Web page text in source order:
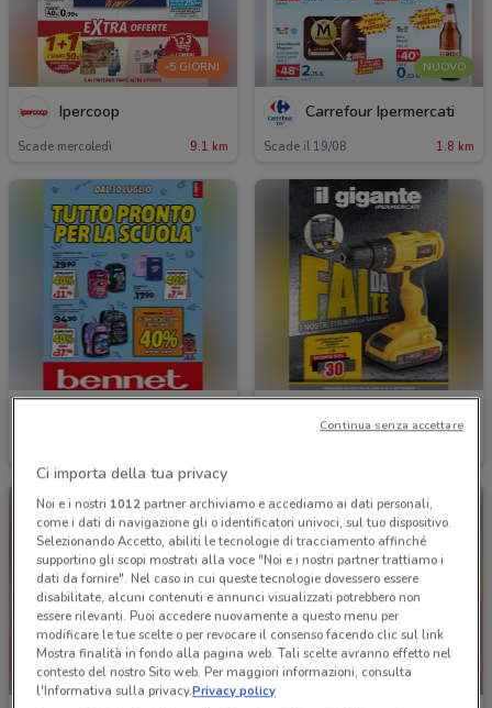
-5 GIORNI
Ipercoop
Scade mercoledì 9.1 km
NUOVO
Carrefour Ipermercati
Scade il 19/08 1.8 km
Ci importa della tua privacy
Noi e i nostri 1012partner archiviamo e accediamo ai dati personali,
come i dati di navigazione gli o identificatori univoci, sul tuo dispositivo.
Selezionando Accetto, abiliti le tecnologie di tracciamento affinché
supportino gli scopi mostrati alla voce "Noi e i nostri partner trattiamo i
dati da fornire". Nel caso in cui queste tecnologie dovessero essere
disabilitate, alcuni contenuti e annunci visualizzati potrebbero non
essere rilevanti. Puoi accedere nuovamente a questo menu per
modificare le tue scelte o per revocare il consenso facendo clic sul link
Mostra finalità in fondo alla pagina web. Tali scelte avranno effetto nel
contesto del nostro Sito web. Per maggiori informazioni, consulta
l'Informativa sulla privacy.Privacy policy
Continua senza accettare